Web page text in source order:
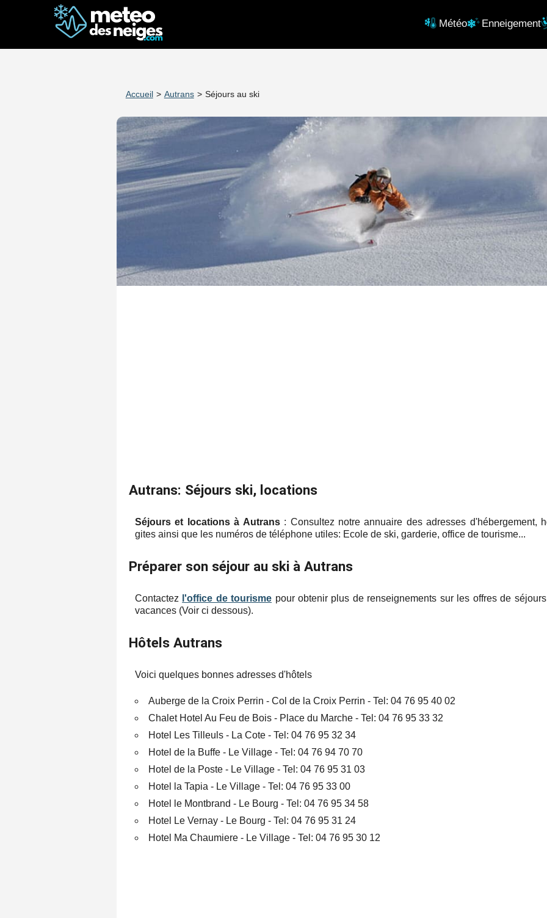
Météo Enneigement
Accueil > Autrans > Séjours au ski
Autrans: Séjours ski, locations
Séjours et locations à Autrans: Consultez notre annuaire des adresses d'hébergement,
gites ainsi que les numéros de téléphone utiles: Ecole de ski, garderie, office de tourisme...
Préparer son séjour au ski à Autrans
Contactez l'office de tourisme pour obtenir plus de renseignements sur les offres de
vacances (Voir ci dessous).
Hôtels Autrans
Voici quelques bonnes adresses d'hôtels
Auberge de la Croix Perrin - Col de la Croix Perrin - Tel: 04 76 95 40 02
Chalet Hotel Au Feu de Bois - Place du Marche - Tel: 04 76 95 33 32
Hotel Les Tilleuls - La Cote - Tel: 04 76 95 32 34
Hotel de la Buffe - Le Village - Tel: 04 76 94 70 70
Hotel de la Poste - Le Village - Tel: 04 76 95 31 03
Hotel la Tapia - Le Village - Tel: 04 76 95 33 00
Hotel le Montbrand - Le Bourg - Tel: 04 76 95 34 58
Hotel Le Vernay - Le Bourg - Tel: 04 76 95 31 24
Hotel Ma Chaumiere - Le Village - Tel: 04 76 95 30 12